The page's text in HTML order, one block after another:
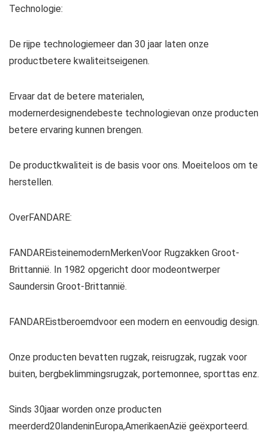
Technologie:
De rijpe technologiemeer dan 30 jaar laten onze
productbetere kwaliteitseigenen.
Ervaar dat de betere materialen,
modernerdesignendebeste technologievan onze producten
betere ervaring kunnen brengen.
De productkwaliteit is de basis voor ons. Moeiteloos om te
herstellen.
OverFANDARE:
FANDAREisteinemodernMerkenVoor Rugzakken Groot-
Brittannië. In 1982 opgericht door modeontwerper
Saundersin Groot-Brittannië.
FANDAREistberoemdvoor een modern en eenvoudig design.
Onze producten bevatten rugzak, reisrugzak, rugzak voor
buiten, bergbeklimmingsrugzak, portemonnee, sporttas enz.
Sinds 30jaar worden onze producten
meerderd20landeninEuropa,AmerikaenAzië geëxporteerd.